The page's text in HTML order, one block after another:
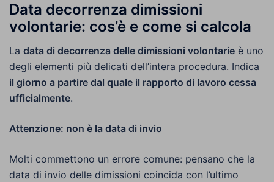
Data decorrenza dimissioni
volontarie: cos’è e come si calcola
La data di decorrenza delle dimissioni volontarie è uno
degli elementi più delicati dell’intera procedura. Indica
il giorno a partire dal quale il rapporto di lavoro cessa
ufficialmente.
Attenzione: non è la data di invio
Molti commettono un errore comune: pensano che la
data di invio delle dimissioni coincida con l’ultimo